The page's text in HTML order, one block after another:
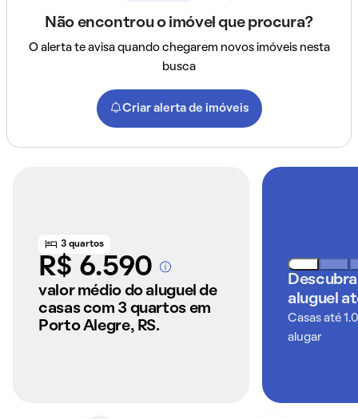
Não encontrou o imóvel que procura?
O alerta te avisa quando chegarem novos imóveis nesta
busca
Criar alerta de imóveis
3 quartos
R$ 6.590A partir dos imóveis
anunciados pelo
QuintoAndar
valor médio do aluguel de
casas com 3 quartos em
Porto Alegre, RS.
aluguel
Casas até
alugar